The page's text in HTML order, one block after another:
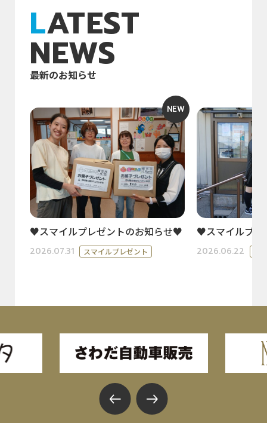
LATEST
NEWS
最新のお知らせ
NEW
♥スマイルプレゼントのお知らせ♥
2026.07.31 スマイルプレゼント
♥スマイルプ
2026.06.22